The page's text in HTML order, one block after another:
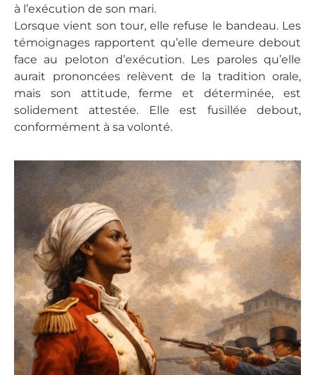
à l’exécution de son mari.
Lorsque vient son tour, elle refuse le bandeau. Les
témoignages rapportent qu’elle demeure debout
face au peloton d’exécution. Les paroles qu’elle
aurait prononcées relèvent de la tradition orale,
mais son attitude, ferme et déterminée, est
solidement attestée. Elle est fusillée debout,
conformément à sa volonté.